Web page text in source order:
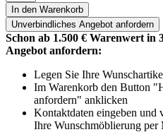
In den Warenkorb
Unverbindliches Angebot anfordern
Schon ab 1.500 € Warenwert in
Angebot anfordern:
Legen Sie Ihre
Im Warenkorb den Button
anfordern" anklicken
Kontaktdaten eingeben und
Ihre Wunschmöblierung per